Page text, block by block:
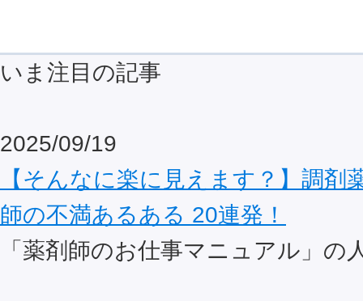
いま注目の記事
2025/09/19
【そんなに楽に見えます？】調剤
師の不満あるある 20連発！
「薬剤師のお仕事マニュアル」の